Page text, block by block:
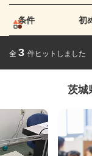
条件 初
全 3 件ヒットしました
茨城